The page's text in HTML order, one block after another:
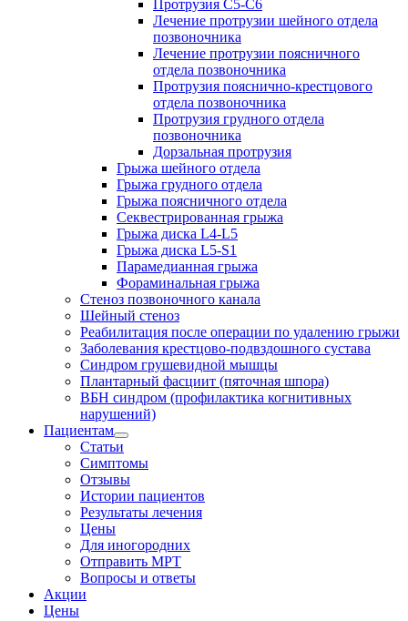
Протрузия С5-С6
Лечение протрузии шейного отдела
позвоночника
Лечение протрузии поясничного
отдела позвоночника
Протрузия пояснично-крестцового
отдела позвоночника
Протрузия грудного отдела
позвоночника
Дорзальная протрузия
Грыжа шейного отдела
Грыжа грудного отдела
Грыжа поясничного отдела
Секвестрированная грыжа
Грыжа диска L4-L5
Грыжа диска L5-S1
Парамедианная грыжа
Фораминальная грыжа
Стеноз позвоночного канала
Шейный стеноз
Реабилитация после операции по удалению грыжи
Заболевания крест­цово-подвздошного сустава
Синдром грушевидной мышцы
Плантарный фасциит (пяточная шпора)
ВБН синдром (профи­лактика когнитивных
нарушений)
Пациентам
Статьи
Симптомы
Отзывы
Истории пациентов
Результаты лечения
Цены
Для иногородних
Отправить МРТ
Вопросы и ответы
Акции
Цены